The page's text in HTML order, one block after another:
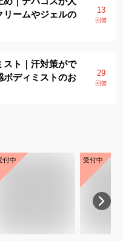
リームやジェルの
13
回答
スト｜汗対策がで
ボディミストのお
29
回答
付中 受付中